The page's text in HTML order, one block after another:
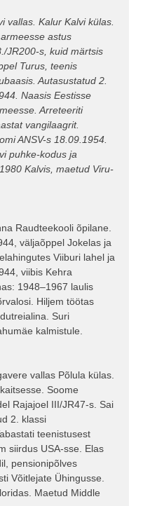
vallas. Kalur Kalvi külas.
astus
JR200-s, kuid märtsis
Turus, teenis
Autasustatud 2.
Naasis Eestisse
Arreteeriti
vangilaagrit.
ANSV-s 18.09.1954.
puhke-kodus ja
Kalvis, maetud Viru-
Raudteekooli õpilane.
väljaõppel Jokelas ja
Viiburi lahel ja
viibis Kehra
1948–1967 laulis
Hiljem töötas
Suri
kalmistule.
vallas Põlula külas.
Soome
Rajajoel III/JR47-s. Sai
2. klassi
teenistusest
siirdus USA-sse. Elas
pensionipõlves
Võitlejate Ühingusse.
Maetud Middle